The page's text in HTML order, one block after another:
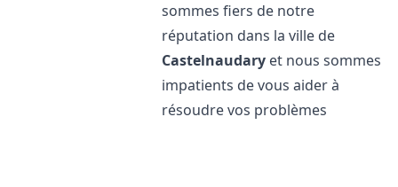
sommes fiers de notre
réputation dans la ville de
Castelnaudary et nous sommes
impatients de vous aider à
résoudre vos problèmes